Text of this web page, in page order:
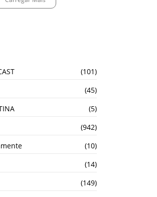
(101)
(45)
(5)
(942)
(10)
(14)
(149)